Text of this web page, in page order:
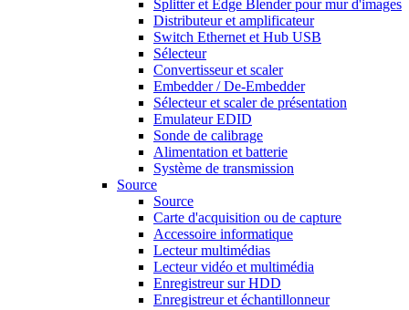
Splitter et Edge Blender pour mur d'images
Distributeur et amplificateur
Switch Ethernet et Hub USB
Sélecteur
Convertisseur et scaler
Embedder / De-Embedder
Sélecteur et scaler de présentation
Emulateur EDID
Sonde de calibrage
Alimentation et batterie
Système de transmission
Source
Source
Carte d'acquisition ou de capture
Accessoire informatique
Lecteur multimédias
Lecteur vidéo et multimédia
Enregistreur sur HDD
Enregistreur et échantillonneur